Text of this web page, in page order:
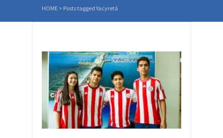
HOME > Posts tagged Yacyretá